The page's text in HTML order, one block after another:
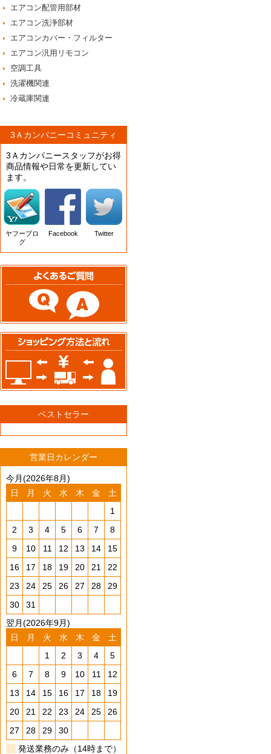
エアコン配管用部材
エアコン洗浄部材
エアコンカバー・フィルター
エアコン汎用リモコン
空調工具
洗濯機関連
冷蔵庫関連
3Ａカンパニーコミュニティ
3Ａカンパニースタッフがお得
商品情報や日常を更新してい
ます。
ヤフーブロ
グ
Facebook Twitter
ベストセラー
営業日カレンダー
今月(2026年8月)
日
月 火 水 木 金
土
1
2
3 4 5 6 7
8
9
10 11 12 13 14
15
16
17 18 19 20 21
22
23
24 25 26 27 28
29
30
31
翌月(2026年9月)
日
月 火 水 木 金
土
1
2 3 4
5
6
7 8 9 10 11
12
13
14 15 16 17 18
19
20
21 22 23 24 25
26
27
28 29
30
発送業務のみ（14時まで）